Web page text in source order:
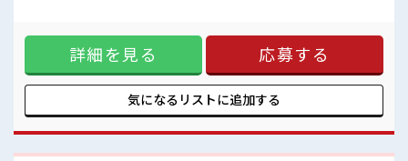
ロッカー付き職場♪スメ。 残業は月20時間以上あります♪ ≪機能的な制服アリ≫
制服があるので、 毎日の服装の悩み解消♪ ≪未経験でも活躍
できる≫ 新しいことにチャレンジするのは不安だけど、 しっ
かり働く環境が整っています！ イチからスキルUP・ステップ
UP目指していきましょう！ ≪様々なお仕事をご提案≫ 一人で
悩まず気軽に相談できる、 派遣のお仕事です！ ■職場の雰囲
で楽しくランチ♪ 時間があれば昼寝もしちゃおう！ 持ち物が
多いあなたにもぴったり☆ ロッカー付き職場♪
詳細を見る 応募する
気になるリストに追加する